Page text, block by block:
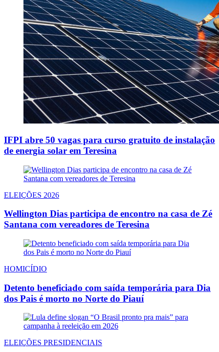
IFPI abre 50 vagas para curso gratuito de instalação
de energia solar em Teresina
ELEIÇÕES 2026
Wellington Dias participa de encontro na casa de Zé
Santana com vereadores de Teresina
HOMICÍDIO
Detento beneficiado com saída temporária para Dia
dos Pais é morto no Norte do Piauí
ELEIÇÕES PRESIDENCIAIS